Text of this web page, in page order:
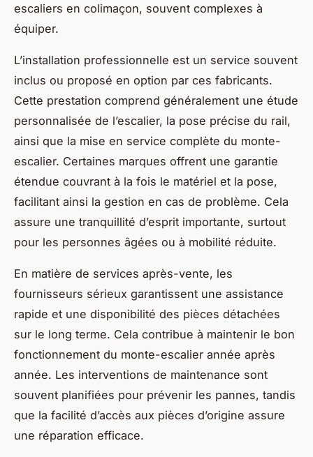
escaliers en colimaçon, souvent complexes à
équiper.
L’installation professionnelle est un service souvent
inclus ou proposé en option par ces fabricants.
Cette prestation comprend généralement une étude
personnalisée de l’escalier, la pose précise du rail,
ainsi que la mise en service complète du monte-
escalier. Certaines marques offrent une garantie
étendue couvrant à la fois le matériel et la pose,
facilitant ainsi la gestion en cas de problème. Cela
assure une tranquillité d’esprit importante, surtout
pour les personnes âgées ou à mobilité réduite.
En matière de services après-vente, les
fournisseurs sérieux garantissent une assistance
rapide et une disponibilité des pièces détachées
sur le long terme. Cela contribue à maintenir le bon
fonctionnement du monte-escalier année après
année. Les interventions de maintenance sont
souvent planifiées pour prévenir les pannes, tandis
que la facilité d’accès aux pièces d’origine assure
une réparation efficace.